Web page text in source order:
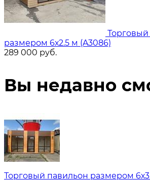
размером 6х2.5 м (A3086)
289 000 руб.
Вы недавно
Торговый павильон размером